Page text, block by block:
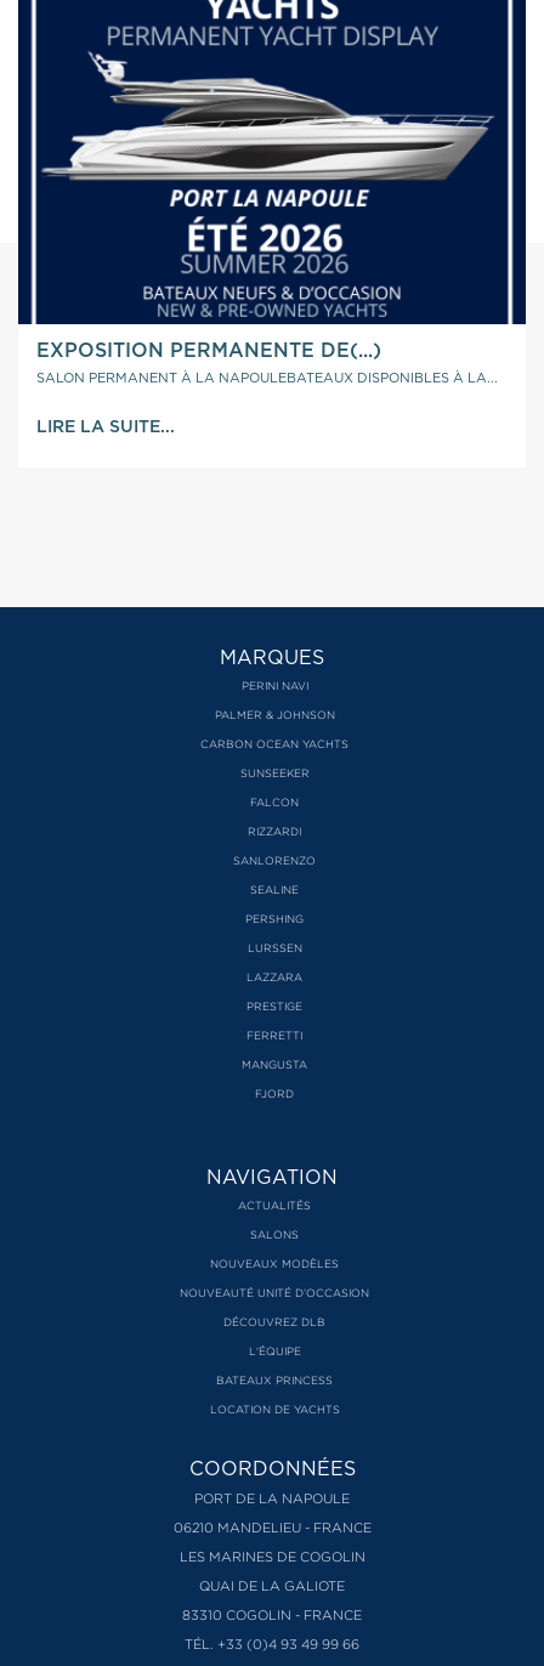
EXPOSITION PERMANENTE DE(...)
SALON PERMANENT À LA NAPOULEBATEAUX DISPONIBLES À LA...
LIRE LA SUITE...
MARQUES
PERINI NAVI
PALMER & JOHNSON
CARBON OCEAN YACHTS
SUNSEEKER
FALCON
RIZZARDI
SANLORENZO
SEALINE
PERSHING
LURSSEN
LAZZARA
PRESTIGE
FERRETTI
MANGUSTA
FJORD
NAVIGATION
ACTUALITÉS
SALONS
NOUVEAUX MODÈLES
NOUVEAUTÉ UNITÉ D’OCCASION
DÉCOUVREZ DLB
L'ÉQUIPE
BATEAUX PRINCESS
LOCATION DE YACHTS
COORDONNÉES
PORT DE LA NAPOULE
06210 MANDELIEU - FRANCE
LES MARINES DE COGOLIN
QUAI DE LA GALIOTE
83310 COGOLIN - FRANCE
TÉL. +33 (0)4 93 49 99 66